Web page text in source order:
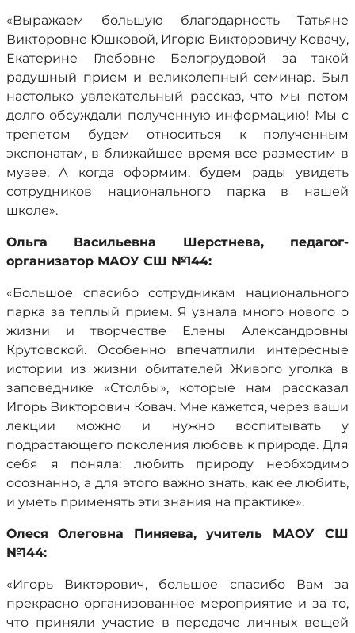
«Выражаем большую благодарность Татьяне
Викторовне Юшковой, Игорю Викторовичу Ковачу,
Екатерине Глебовне Белогрудовой за такой
радушный прием и великолепный семинар. Был
настолько увлекательный рассказ, что мы потом
долго обсуждали полученную информацию! Мы с
трепетом будем относиться к полученным
экспонатам, в ближайшее время все разместим в
музее. А когда оформим, будем рады увидеть
сотрудников национального парка в нашей
школе».
Ольга Васильевна Шерстнева, педагог-
организатор МАОУ СШ №144:
«Большое спасибо сотрудникам национального
парка за теплый прием. Я узнала много нового о
жизни и творчестве Елены Александровны
Крутовской. Особенно впечатлили интересные
истории из жизни обитателей Живого уголка в
заповеднике «Столбы», которые нам рассказал
Игорь Викторович Ковач. Мне кажется, через ваши
лекции можно и нужно воспитывать у
подрастающего поколения любовь к природе. Для
себя я поняла: любить природу необходимо
осознанно, а для этого важно знать, как ее любить,
и уметь применять эти знания на практике».
Олеся
Олеговна Пиняева, учитель МАОУ СШ
№144:
«Игорь Викторович, большое спасибо Вам за
прекрасно организованное мероприятие и за то,
что приняли участие в передаче личных вещей